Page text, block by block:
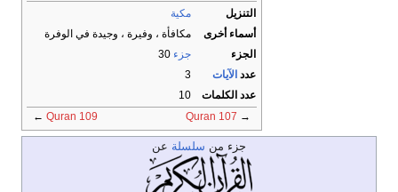
التنزيل
مكية
أسماء أخرى
مكافأة ، وفيرة ، وجيدة في الوفرة
الجزء
جزء
عدد الآيات
3
عدد الكلمات
10
→
Quran 107
Quran 109
←
جزء من سلسلة عن